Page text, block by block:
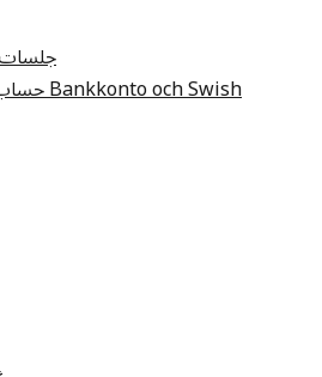
حساب بانکی انجمن Bankkonto och Swish